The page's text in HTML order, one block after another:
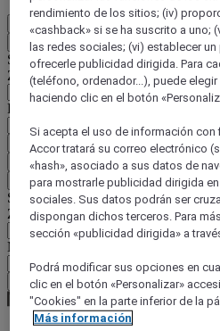
Atrás
Seleccione su país e idioma a
Zona geográfica
País / Región - Idioma
Confirmar mi país e idioma
EUR (€)
Atrás
Seleccione su moneda a continuación
Zona geográfica
Moneda
Confirmar mi moneda
rendimiento de los sitios; (iv)
«cashback» si se ha suscrito a uno;
las redes sociales; (vi) establecer
ofrecerle publicidad dirigida. Para
(teléfono, ordenador...), puede
haciendo clic en el botón
Si acepta el uso de información
Accor tratará su correo electrónico
«hash», asociado a sus datos de
para mostrarle publicidad dirigida
sociales. Sus datos podrán ser
dispongan dichos terceros. Para
sección «publicidad dirigida» a
Podrá modificar sus opciones en
clic en el botón «Personalizar»
"Cookies" en la parte inferior de la
Más información